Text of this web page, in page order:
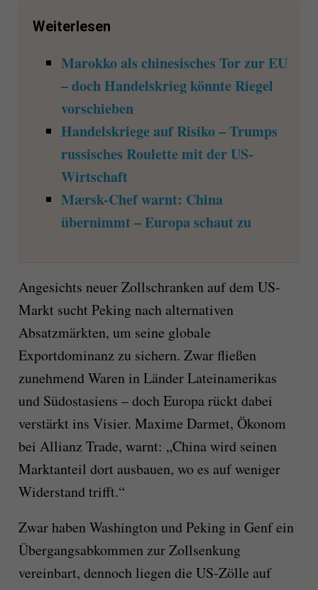
Weiterlesen
Marokko als chinesisches Tor zur EU
– doch Handelskrieg könnte Riegel
vorschieben
Handelskriege auf Risiko – Trumps
russisches Roulette mit der US-
Wirtschaft
Mærsk-Chef warnt: China
übernimmt – Europa schaut zu
Angesichts neuer Zollschranken auf dem US-
Markt sucht Peking nach alternativen
Absatzmärkten, um seine globale
Exportdominanz zu sichern. Zwar fließen
zunehmend Waren in Länder Lateinamerikas
und Südostasiens – doch Europa rückt dabei
verstärkt ins Visier. Maxime Darmet, Ökonom
bei Allianz Trade, warnt: „China wird seinen
Marktanteil dort ausbauen, wo es auf weniger
Widerstand trifft.“
Zwar haben Washington und Peking in Genf ein
Übergangsabkommen zur Zollsenkung
vereinbart, dennoch liegen die US-Zölle auf